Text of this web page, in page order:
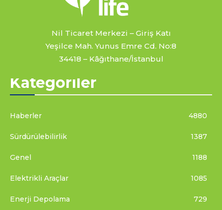
Nil Ticaret Merkezi – Giriş Katı
Yeşilce Mah. Yunus Emre Cd. No:8
34418 – Kâğıthane/İstanbul
Kategoriler
Haberler 4880
Sürdürülebilirlik 1387
Genel 1188
Elektrikli Araçlar 1085
Enerji Depolama 729